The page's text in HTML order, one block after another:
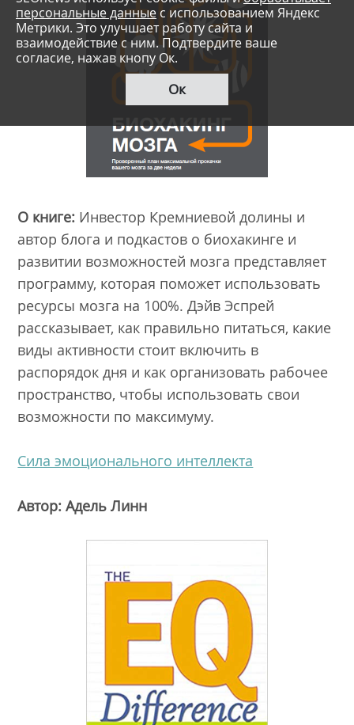
О книге: Инвестор Кремниевой долины и
автор блога и подкастов о биохакинге и
развитии возможностей мозга представляет
программу, которая поможет использовать
ресурсы мозга на 100%. Дэйв Эспрей
рассказывает, как правильно питаться, какие
виды активности стоит включить в
распорядок дня и как организовать рабочее
пространство, чтобы использовать свои
возможности по максимуму.
Сила эмоционального интеллекта
Автор: Адель Линн
персональные данные с использованием Яндекс
Метрики. Это улучшает работу сайта и
взаимодействие с ним. Подтвердите ваше
согласие, нажав кнопу Ок.
Ок